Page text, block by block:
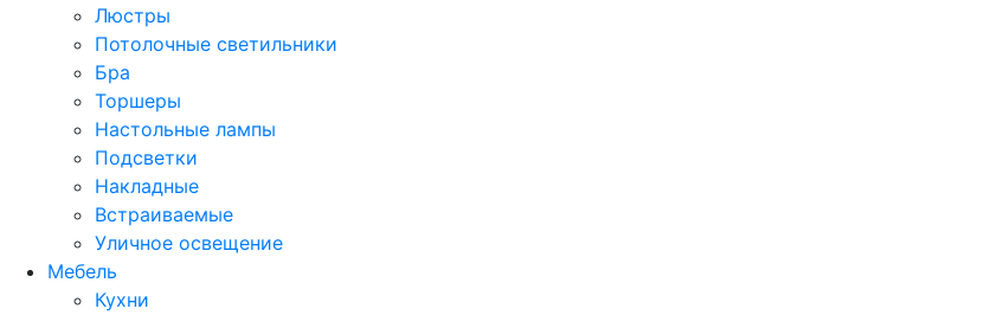
Люстры
Потолочные светильники
Бра
Торшеры
Настольные лампы
Подсветки
Накладные
Встраиваемые
Уличное освещение
Мебель
Кухни